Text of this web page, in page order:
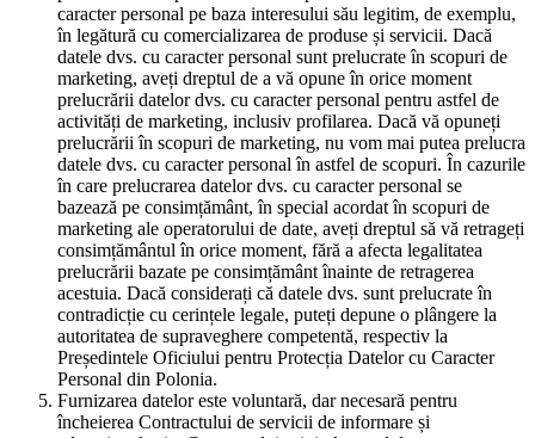
caracter personal pe baza interesului său legitim, de exemplu,
în legătură cu comercializarea de produse și servicii. Dacă
datele dvs. cu caracter personal sunt prelucrate în scopuri de
marketing, aveți dreptul de a vă opune în orice moment
prelucrării datelor dvs. cu caracter personal pentru astfel de
activități de marketing, inclusiv profilarea. Dacă vă opuneți
prelucrării în scopuri de marketing, nu vom mai putea prelucra
datele dvs. cu caracter personal în astfel de scopuri. În cazurile
în care prelucrarea datelor dvs. cu caracter personal se
bazează pe consimțământ, în special acordat în scopuri de
marketing ale operatorului de date, aveți dreptul să vă retrageți
consimțământul în orice moment, fără a afecta legalitatea
prelucrării bazate pe consimțământ înainte de retragerea
acestuia. Dacă considerați că datele dvs. sunt prelucrate în
contradicție cu cerințele legale, puteți depune o plângere la
autoritatea de supraveghere competentă, respectiv la
Președintele Oficiului pentru Protecția Datelor cu Caracter
Personal din Polonia.
Furnizarea datelor este voluntară, dar necesară pentru
încheierea Contractului de servicii de informare și